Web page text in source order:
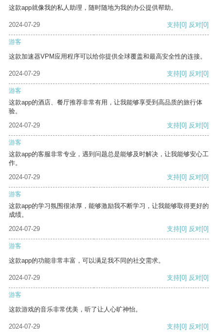
这款app就像我的私人助理，随时随地为我的办公提供帮助。
2024-07-29 支持[0] 反对[0]
游客
这款加速器VPM应用程序可以给你提供全球覆盖和最高安全性的连接。
2024-07-29 支持[0] 反对[0]
游客
这款app的酒店、餐厅推荐非常有用，让我能够享受到高品质的旅行体
验。
2024-07-29
支持[0] 反对[0]
游客
这款app的客服非常专业，遇到问题总是能够及时解决，让我能够安心工
作。
2024-07-29
支持[0] 反对[0]
游客
这款app的学习氛围很浓厚，能够激励我不断学习，让我能够取得更好的
成绩。
2024-07-29
支持[0] 反对[0]
游客
这款app的功能非常丰富，可以满足我不同的社交需求。
2024-07-29 支持[0] 反对[0]
游客
这款游戏的音乐非常优美，听了让人心旷神怡。
2024-07-29 支持[0] 反对[0]